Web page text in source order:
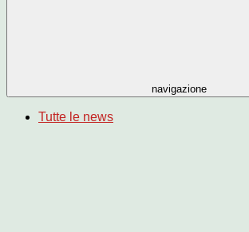
navigazione
Tutte le news